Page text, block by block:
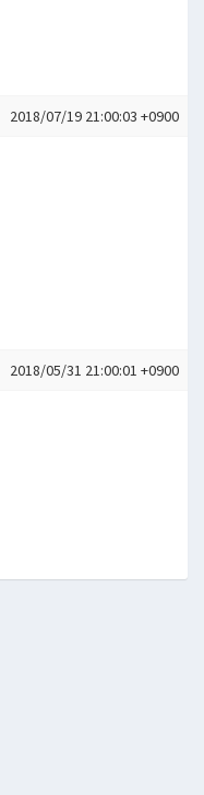
2018/07/19 21:00:03 +0900
2018/05/31 21:00:01 +0900